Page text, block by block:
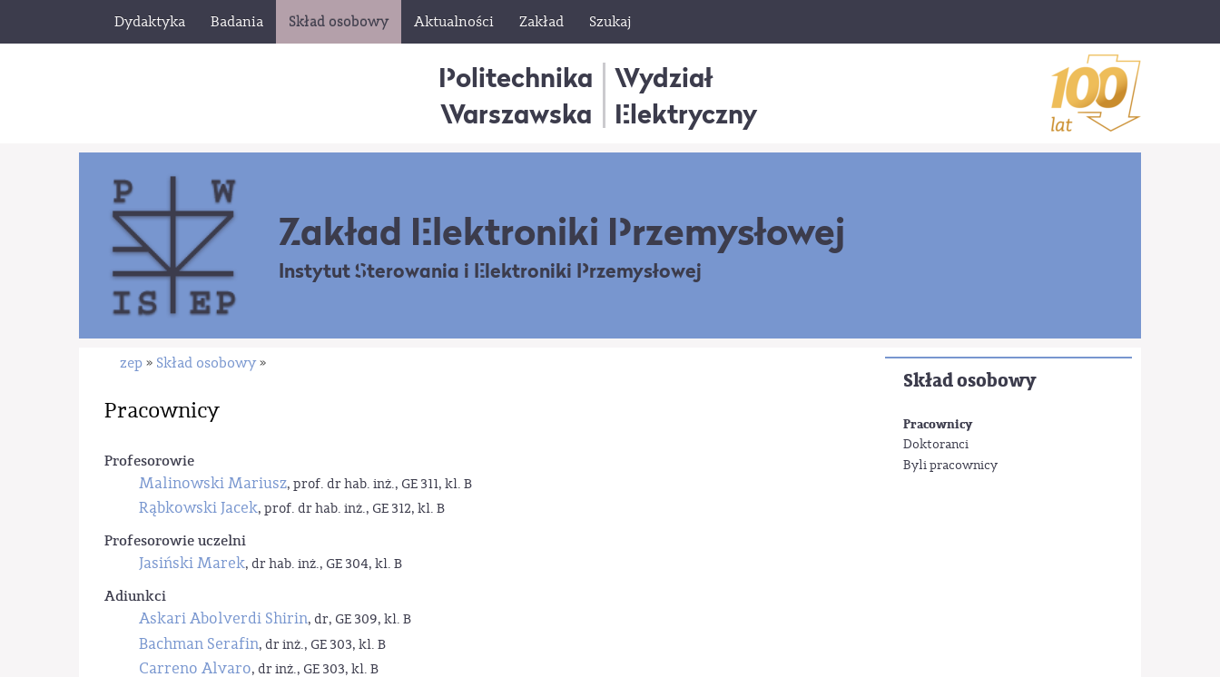
Dydaktyka Badania Skład osobowy Aktualności Zakład Szukaj
Politechnika
Warszawska
Wydział
Elektryczny
Zakład Elektroniki Przemysłowej
Instytut Sterowania i Elektroniki Przemysłowej
Skład osobowy
Pracownicy
Doktoranci
Byli pracownicy
zep » Skład osobowy »
Pracownicy
Profesorowie
Malinowski Mariusz, prof. dr hab. inż., GE 311, kl. B
Rąbkowski Jacek, prof. dr hab. inż., GE 312, kl. B
Profesorowie uczelni
Jasiński Marek, dr hab. inż., GE 304, kl. B
Adiunkci
Askari Abolverdi Shirin, dr, GE 309, kl. B
Bachman Serafin, dr inż., GE 303, kl. B
Carreno Alvaro, dr inż., GE 303, kl. B